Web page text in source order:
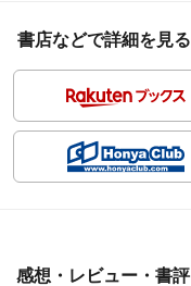
書店などで詳細を見る
感想・レビュー・書評